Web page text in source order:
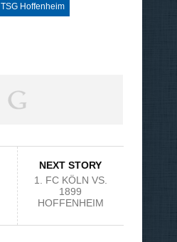
TSG Hoffenheim
NEXT STORY
1. FC KÖLN VS.
1899
HOFFENHEIM